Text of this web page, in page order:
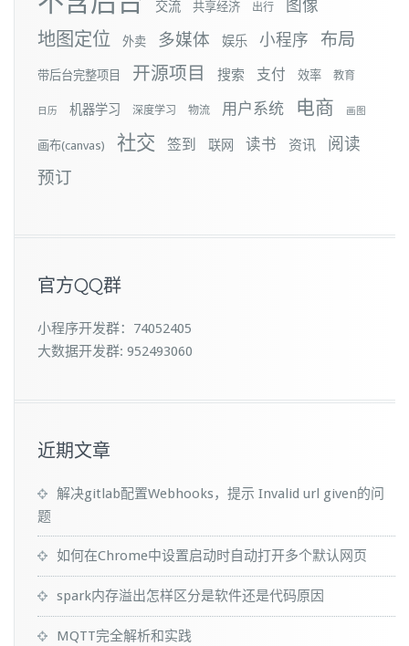
交流 共享经济 出行 图像
地图定位 外卖 多媒体 娱乐 小程序 布局
带后台完整项目 开源项目 搜索 支付 效率 教育
日历 机器学习 深度学习 物流 用户系统 电商 画图
画布(canvas) 社交 签到 联网 读书 资讯 阅读
预订
官方QQ群
小程序开发群：74052405
大数据开发群: 952493060
近期文章
解决gitlab配置Webhooks，提示 Invalid url given的问
题
如何在Chrome中设置启动时自动打开多个默认网页
spark内存溢出怎样区分是软件还是代码原因
MQTT完全解析和实践